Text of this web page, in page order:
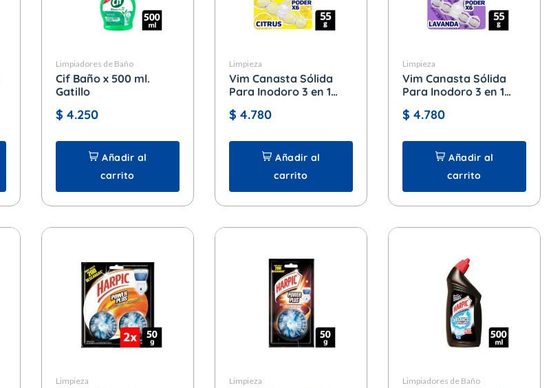
Limpiadores de Baño
Cif Baño x 500 ml.
Gatillo
$ 4.250
Añadir al
carrito
Limpieza
Vim Canasta Sólida
Para Inodoro 3 en 1
$ 4.780
Añadir al
carrito
Limpieza
Vim Canasta Sólida
Para Inodoro 3 en 1
$ 4.780
Añadir al
carrito
Limpieza Limpieza Limpiadores de Baño